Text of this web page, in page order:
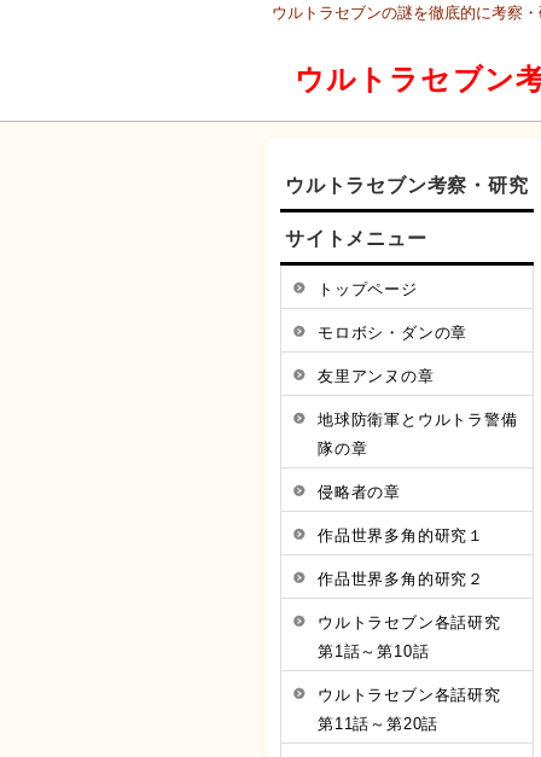
ウルトラセブンの謎を徹底的に考
ウルトラセブン
ウルトラセブン考察・研究
サイトメニュー
トップページ
モロボシ・ダンの章
友里アンヌの章
地球防衛軍とウルトラ警備
隊の章
侵略者の章
作品世界多角的研究１
作品世界多角的研究２
ウルトラセブン各話研究
第1話～第10話
ウルトラセブン各話研究
第11話～第20話